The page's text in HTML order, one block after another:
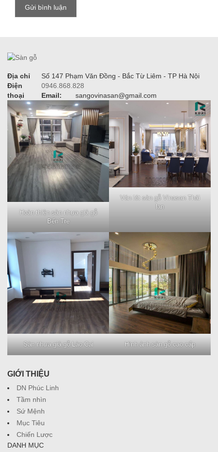
Địa chỉ
Số 147 Phạm Văn Đồng - Bắc Từ Liêm - TP Hà Nội
Điện
thoại
0946.868.828
Email:
sangovinasan@gmail.com
Hoàn thiện sàn nhựa giả gỗ
Bến Tre
Ván lót sàn gỗ Vinasan Thái
lan
Sàn nhựa giả gỗ Lào Cai Hình ảnh sàn gỗ cao cấp
GIỚI THIỆU
DN Phúc Linh
Tầm nhìn
Sứ Mệnh
Mục Tiêu
Chiến Lược
DANH MỤC